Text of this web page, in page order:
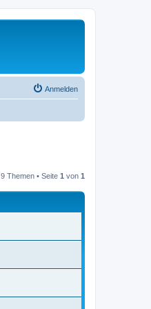
Anmelden
9 Themen • Seite 1 von 1